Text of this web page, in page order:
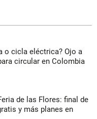
o cicla eléctrica? Ojo a
circular en Colombia
de las Flores: final de
y más planes en